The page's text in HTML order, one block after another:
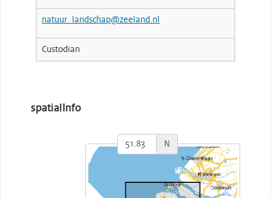
natuur_landschap@zeeland.nl
Custodian
spatialInfo
N